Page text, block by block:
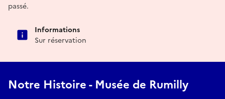
passé.
Informations
Sur réservation
Notre Histoire - Musée de Rumilly